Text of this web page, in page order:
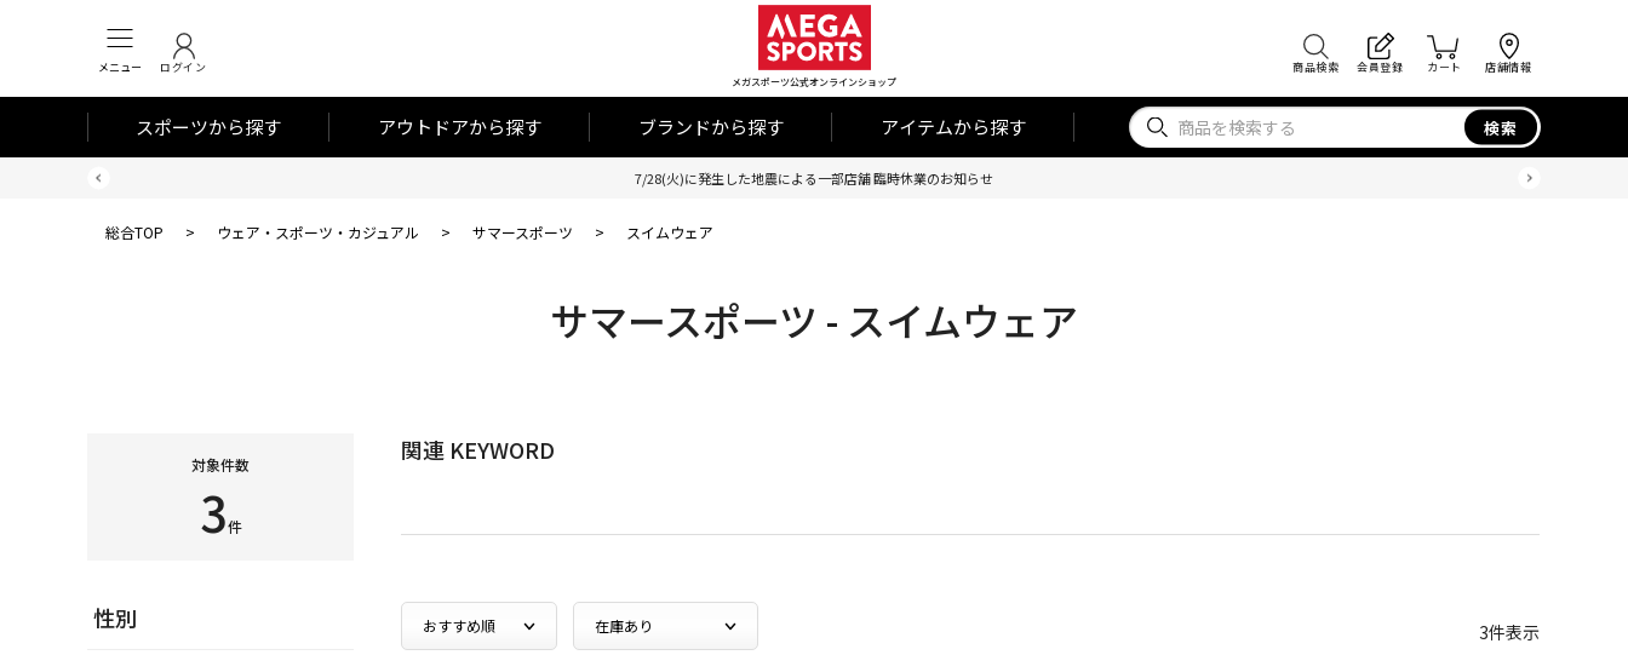
メニュー ログイン
メガスポーツ公式オンラインショップ
商品検索 会員登録 カート 店舗情報
スポーツから探す アウトドアから探す ブランドから探す アイテムから探す 検索
7/28(火)に発生した地震による一部店舗 臨時休業のお知らせ
総合TOP > ウェア・スポーツ・カジュアル > サマースポーツ > スイムウェア
サマースポーツ - スイムウェア
対象件数
3件
性別
関連 KEYWORD
3件表示